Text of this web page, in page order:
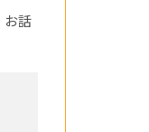
お話